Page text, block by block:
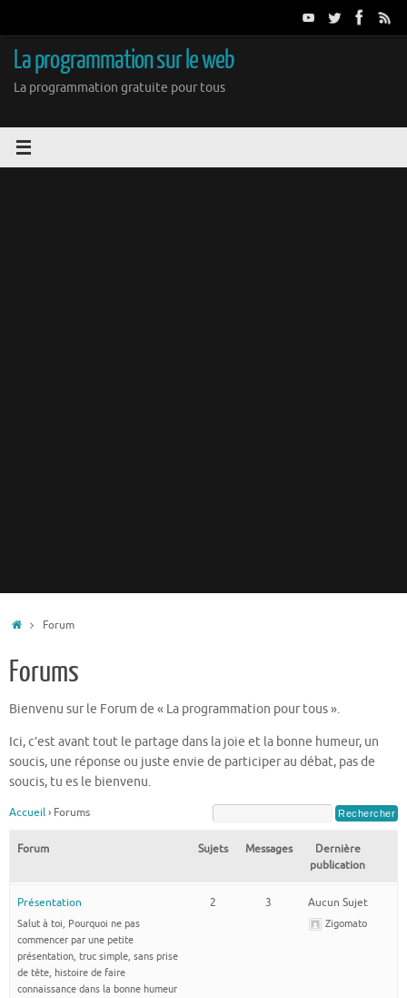
contenu
La programmation sur le web
La programmation gratuite pour tous
AccueilForum
Forums
Bienvenu sur le Forum de « La programmation pour tous ».
Ici, c’est avant tout le partage dans la joie et la bonne humeur, un
soucis, une réponse ou juste envie de participer au débat, pas de
soucis, tu es le bienvenu.
Accueil› Forums
Forum Sujets Messages
Dernière
publication
Présentation
Salut à toi, Pourquoi ne pas
commencer par une petite
présentation, truc simple, sans prise
de tête, histoire de faire
connaissance dans la bonne humeur
2 3 Aucun Sujet
Zigomato